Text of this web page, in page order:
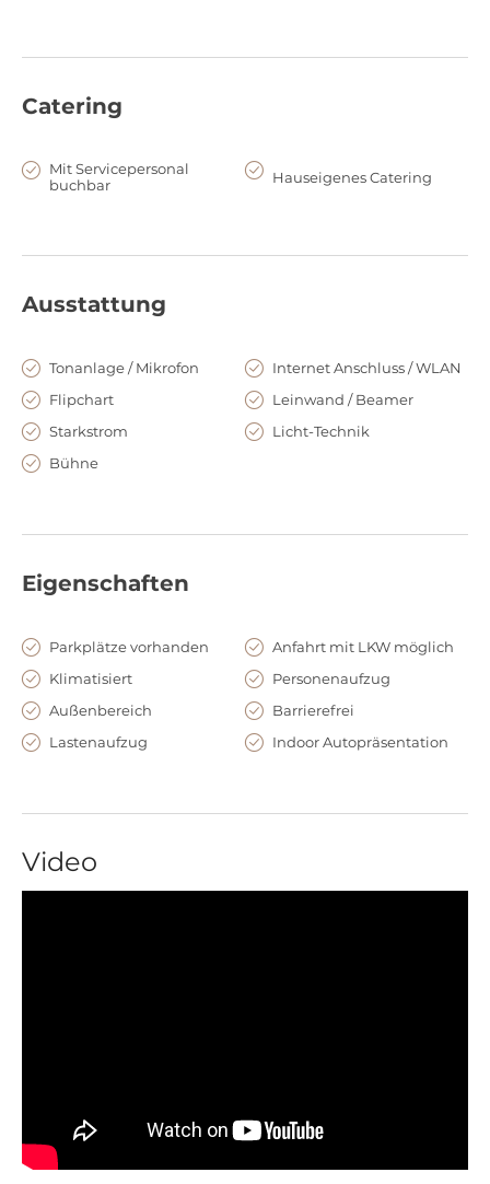
Tagungstechnik. Ein Beamer und ein Whiteboard oder
Catering
Mit Servicepersonal
buchbar
Hauseigenes Catering
Ausstattung
Tonanlage / Mikrofon
Internet Anschluss / WLAN
Flipchart
Leinwand / Beamer
Starkstrom
Licht-Technik
Bühne
Eigenschaften
Parkplätze vorhanden
Anfahrt mit LKW möglich
Klimatisiert
Personenaufzug
Außenbereich
Barrierefrei
Lastenaufzug
Indoor Autopräsentation
Video